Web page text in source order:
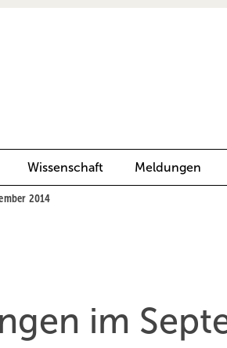
Wissenschaft Meldungen
2014
im